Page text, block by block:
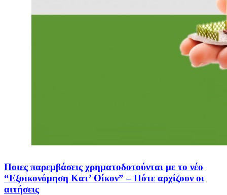
Ποιες παρεμβάσεις χρηματοδοτούνται με το νέο
“Εξοικονόμηση Κατ’ Οίκον” – Πότε αρχίζουν οι
αιτήσεις